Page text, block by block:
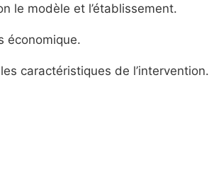
le modèle et l’établissement.
économique.
caractéristiques de l’intervention.